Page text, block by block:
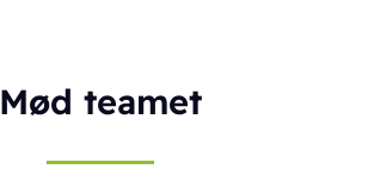
Mød teamet